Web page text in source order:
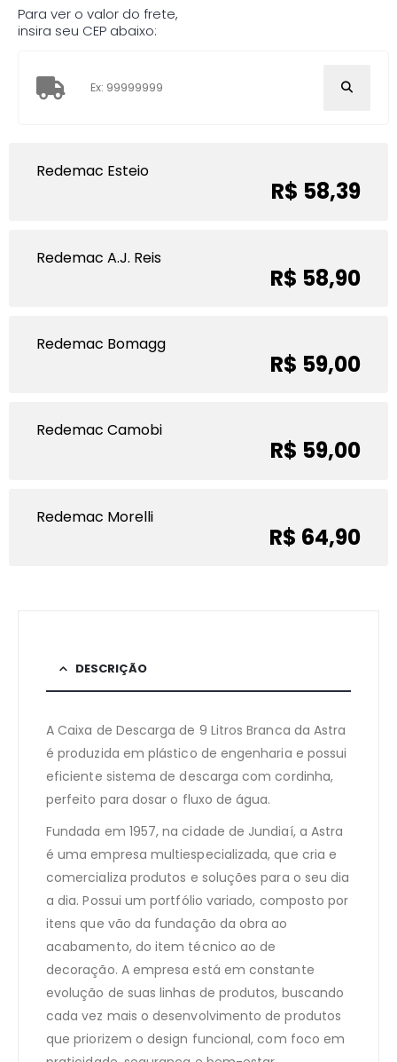
Para ver o valor do frete,
insira seu CEP abaixo:
Redemac Esteio
R$ 58,39
Redemac A.J. Reis
R$ 58,90
Redemac Bomagg
R$ 59,00
Redemac Camobi
R$ 59,00
Redemac Morelli
R$ 64,90
DESCRIÇÃO
A Caixa de Descarga de 9 Litros Branca da Astra
é produzida em plástico de engenharia e possui
eficiente sistema de descarga com cordinha,
perfeito para dosar o fluxo de água.
Fundada em 1957, na cidade de Jundiaí, a Astra
é uma empresa multiespecializada, que cria e
comercializa produtos e soluções para o seu dia
a dia. Possui um portfólio variado, composto por
itens que vão da fundação da obra ao
acabamento, do item técnico ao de
decoração. A empresa está em constante
evolução de suas linhas de produtos, buscando
cada vez mais o desenvolvimento de produtos
que priorizem o design funcional, com foco em